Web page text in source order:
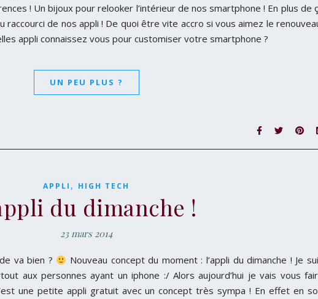
! Un bijoux pour relooker l’intérieur de nos smartphone ! En plus de
raccourci de nos appli ! De quoi être vite accro si vous aimez le
appli connaissez vous pour customiser votre smartphone ?
UN PEU PLUS ?
APPLI , HIGH TECH
du dimanche !
23 mars 2014
va bien ?
Nouveau concept du moment : l’appli du dimanche ! Je
aux personnes ayant un iphone :/ Alors aujourd’hui je vais vous
une petite appli gratuit avec un concept très sympa ! En effet en